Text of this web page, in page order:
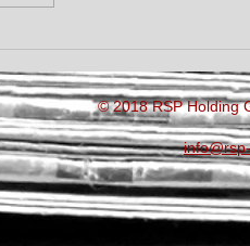
© 2018 RSP Holding